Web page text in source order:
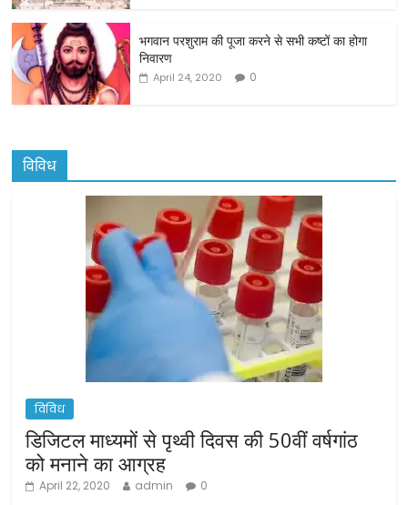
भगवान परशुराम की पूजा करने से सभी कष्टों का होगा
निवारण
April 24, 2020 0
विविध
विविध
डिजिटल माध्यमों से पृथ्वी दिवस की 50वीं वर्षगांठ
को मनाने का आग्रह
April 22, 2020 admin 0